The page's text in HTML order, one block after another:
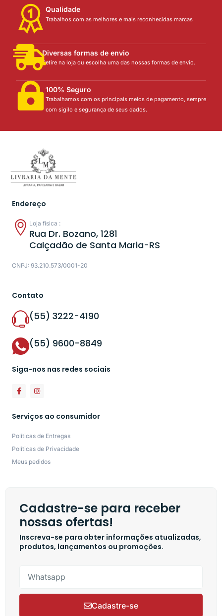
Qualidade
Trabalhos com as melhores e mais reconhecidas marcas
Diversas formas de envio
Retire na loja ou escolha uma das nossas formas de envio.
100% Seguro
Trabalhamos com os principais meios de pagamento, sempre
com sigilo e segurança de seus dados.
Endereço
Loja física :
Rua Dr. Bozano, 1281
Calçadão de Santa Maria-RS
CNPJ: 93.210.573/0001-20
Contato
(55) 3222-4190
(55) 9600-8849
Siga-nos nas redes sociais
Serviços ao consumidor
Políticas de Entregas
Políticas de Privacidade
Meus pedidos
Cadastre-se para receber
nossas ofertas!
Inscreva-se para obter informações atualizadas,
produtos, lançamentos ou promoções.
Cadastre-se